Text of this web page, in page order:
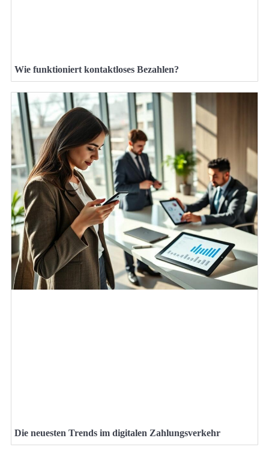
Wie funktioniert kontaktloses Bezahlen?
Die neuesten Trends im digitalen Zahlungsverkehr